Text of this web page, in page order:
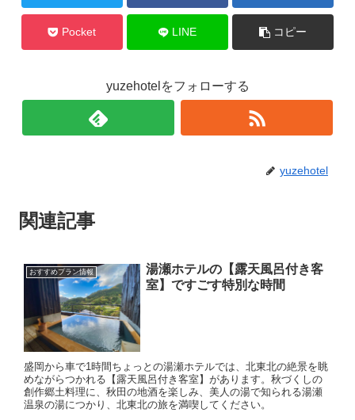
Pocket LINE コピー
yuzehotelをフォローする
yuzehotel
関連記事
おすすめプラン情報
湯瀬ホテルの【露天風呂付き客
室】ですごす特別な時間
盛岡から車で1時間ちょっとの湯瀬ホテルでは、北東北の絶景を眺
めながらつかれる【露天風呂付き客室】があります。秋づくしの
創作郷土料理に、秋田の地酒を楽しみ、美人の湯で知られる湯瀬
温泉の湯につかり、北東北の旅を満喫してください。